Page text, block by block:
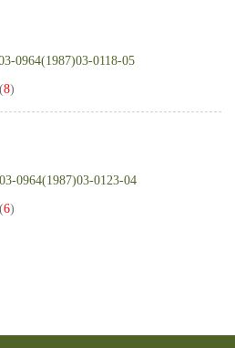
0964(1987)03-0118-05
(8)
0964(1987)03-0123-04
(6)